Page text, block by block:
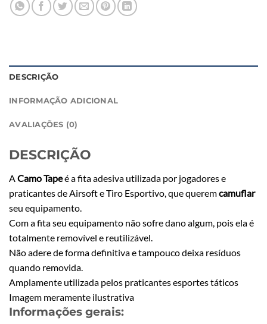
DESCRIÇÃO
INFORMAÇÃO ADICIONAL
AVALIAÇÕES (0)
DESCRIÇÃO
A Camo Tapeé a fita adesiva utilizada por jogadores e
praticantes de Airsoft e Tiro Esportivo, que queremcamuflar
seu equipamento.
Com a fita seu equipamento não sofre dano algum, pois ela é
totalmente removível e reutilizável.
Não adere de forma definitiva e tampouco deixa resíduos
quando removida.
Amplamente utilizada pelos praticantes esportes táticos
Imagem meramente ilustrativa
Informações gerais: